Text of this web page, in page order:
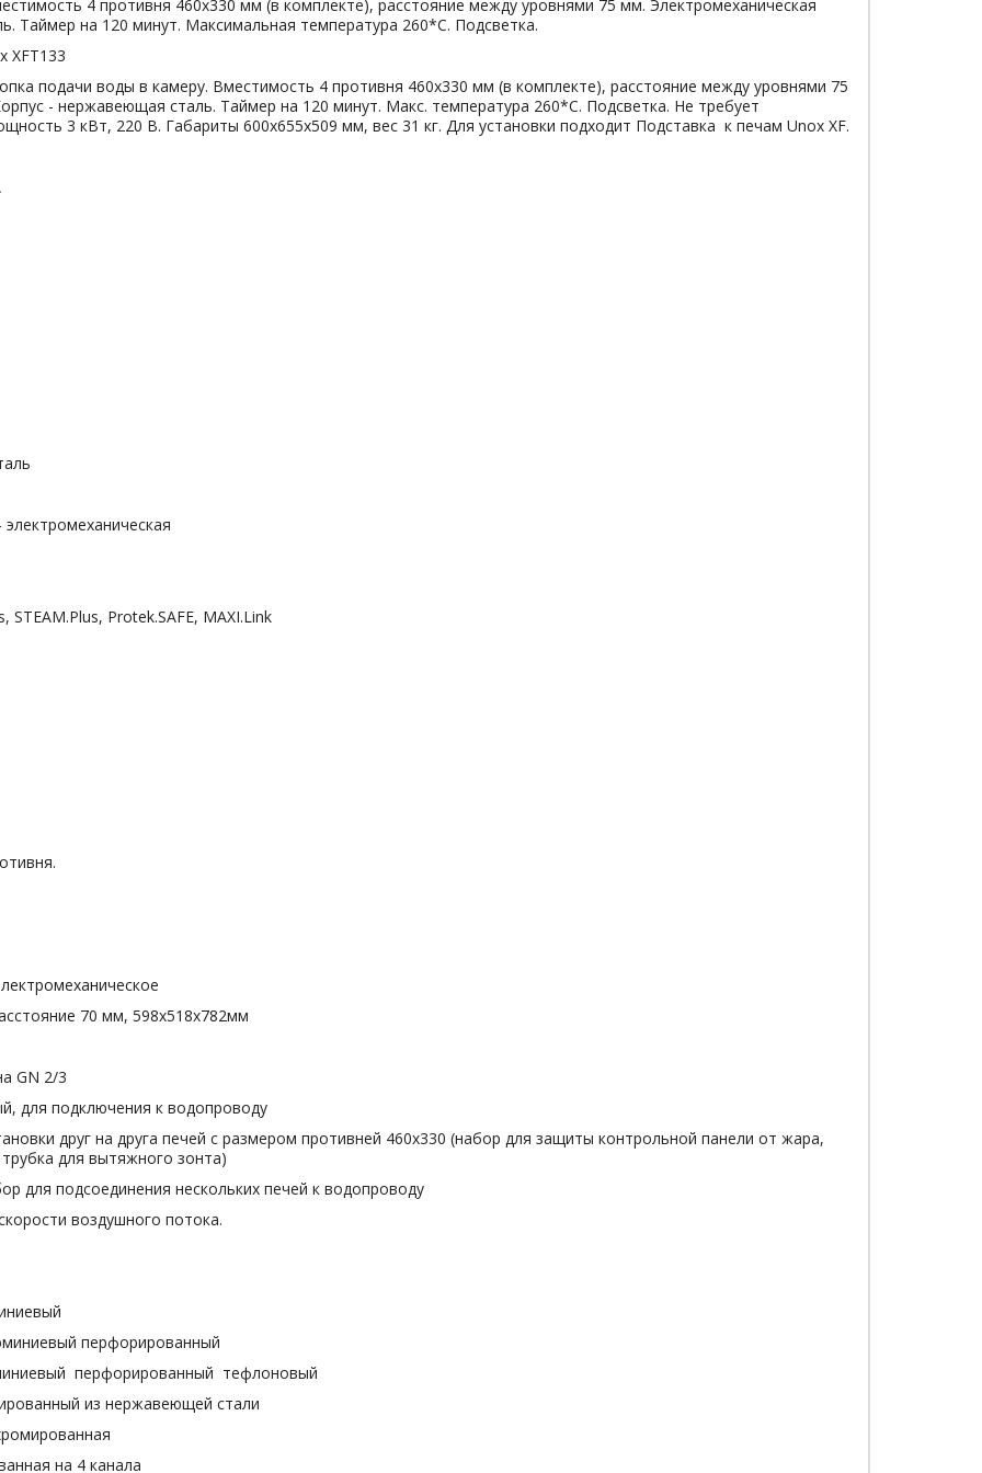
4 противня 460х330 мм (в комплекте), расстояние между уровнями 75 мм. Электромеханическая
Таймер на 120 минут. Максимальная температура 260*С. Подсветка.
XFT133
подачи воды в камеру. Вместимость 4 противня 460х330 мм (в комплекте), расстояние между уровнями 75
- нержавеющая сталь. Таймер на 120 минут. Макс. температура 260*С. Подсветка. Не требует
3 кВт, 220 В. Габариты 600х655х509 мм, вес 31 кг. Для установки подходит Подставка к печам Unox XF.
Protek.SAFE, MAXI.Link
70 мм, 598x518x782мм
GN 2/3
для подключения к водопроводу
друг на друга печей с размером противней 460х330 (набор для защиты контрольной панели от жара,
для вытяжного зонта)
для подсоединения нескольких печей к водопроводу
воздушного потока.
перфорированный
перфорированный тефлоновый
из нержавеющей стали
на 4 канала